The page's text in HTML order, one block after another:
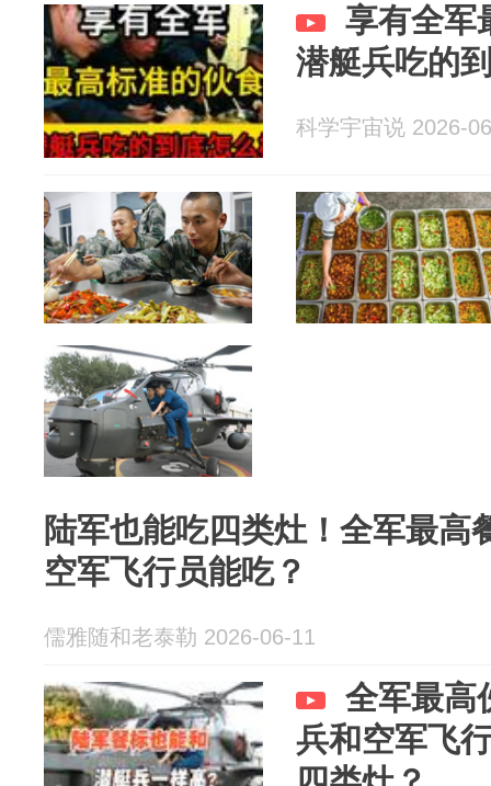
享有全军
潜艇兵吃的
科学宇宙说 2026-
陆军也能吃四类灶！全军最高
空军飞行员能吃？
儒雅随和老泰勒 2026-06-11
全军最高
兵和空军飞